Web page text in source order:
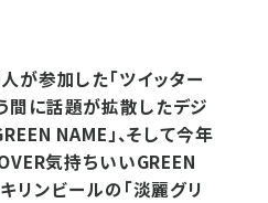
が参加した「ツイッター
間に話題が拡散したデジ
NAME」、そして今年
気持ちいいGREEN
リンビールの「淡麗グリ